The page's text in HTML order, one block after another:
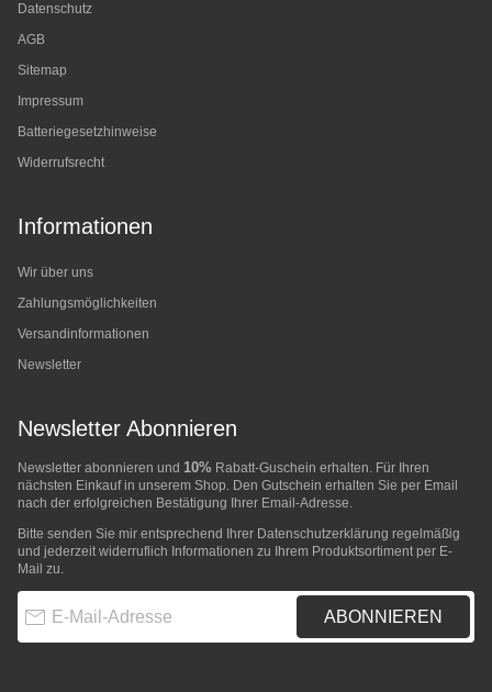
Datenschutz
AGB
Sitemap
Impressum
Batteriegesetzhinweise
Widerrufsrecht
Informationen
Wir über uns
Zahlungsmöglichkeiten
Versandinformationen
Newsletter
Newsletter Abonnieren
Newsletter abonnieren und 10% Rabatt-Guschein erhalten. Für Ihren
nächsten Einkauf in unserem Shop. Den Gutschein erhalten Sie per Email
nach der erfolgreichen Bestätigung Ihrer Email-Adresse.
Bitte senden Sie mir entsprechend Ihrer Datenschutzerklärung regelmäßig
und jederzeit widerruflich Informationen zu Ihrem Produktsortiment per E-
Mail zu.
ABONNIEREN